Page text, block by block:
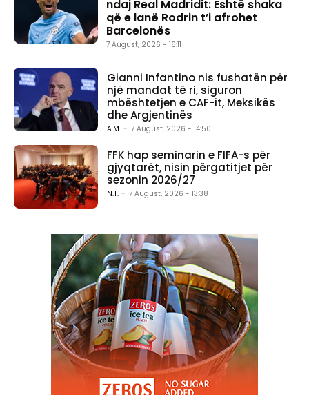
ndaj Real Madridit: Është shaka
që e lanë Rodrin t’i afrohet
Barcelonës
7 August, 2026 - 16:11
Gianni Infantino nis fushatën për
një mandat të ri, siguron
mbështetjen e CAF-it, Meksikës
dhe Argjentinës
A.M. - 7 August, 2026 - 14:50
FFK hap seminarin e FIFA-s për
gjyqtarët, nisin përgatitjet për
sezonin 2026/27
N.T. - 7 August, 2026 - 13:38